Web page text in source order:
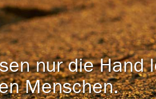
nur die Hand
Menschen.